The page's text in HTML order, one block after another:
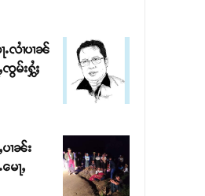
ႉလၢႆပၢၼ်
ၸွမ်းႁွႆႈ
ၢၼ်း
ႃႇ